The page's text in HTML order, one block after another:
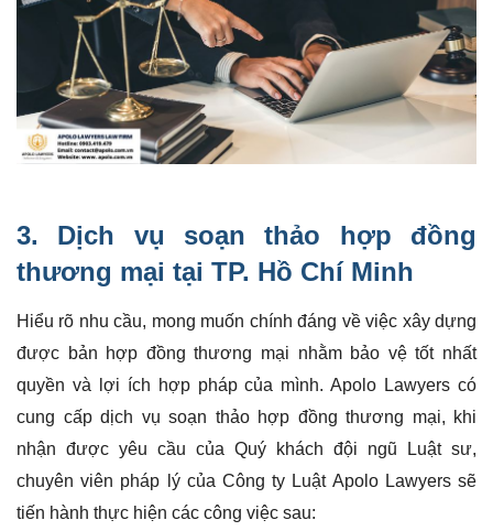
3. Dịch vụ soạn thảo hợp đồng
thương mại tại TP. Hồ Chí Minh
Hiểu rõ nhu cầu, mong muốn chính đáng về việc xây dựng
được bản hợp đồng thương mại nhằm bảo vệ tốt nhất
quyền và lợi ích hợp pháp của mình. Apolo Lawyers có
cung cấp dịch vụ soạn thảo hợp đồng thương mại, khi
nhận được yêu cầu của Quý khách đội ngũ Luật sư,
chuyên viên pháp lý của Công ty Luật Apolo Lawyers sẽ
tiến hành thực hiện các công việc sau: